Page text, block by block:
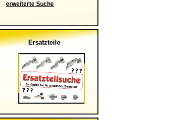
erweiterte Suche
Ersatzteile